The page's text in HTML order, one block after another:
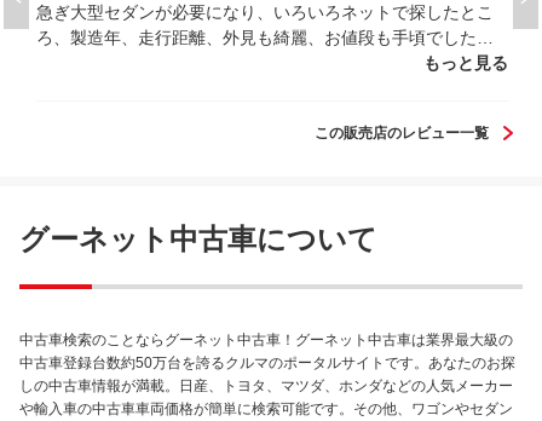
急ぎ大型セダンが必要になり、いろいろネットで探したとこ
ろ、製造年、走行距離、外見も綺麗、お値段も手頃でした。
急ぎ見に行ったところ、内装も綺麗で、すべてバッチリの一
す。 こちらの事情にも関わらず密に連絡をいただき、本当に
もっと見る
この販売店のレビュー一覧
グーネット中古車について
中古車検索のことならグーネット中古車！グーネット中古車は業界最大級の
中古車登録台数約50万台を誇るクルマのポータルサイトです。あなたのお探
しの中古車情報が満載。日産、トヨタ、マツダ、ホンダなどの人気メーカー
や輸入車の中古車車両価格が簡単に検索可能です。その他、ワゴンやセダン